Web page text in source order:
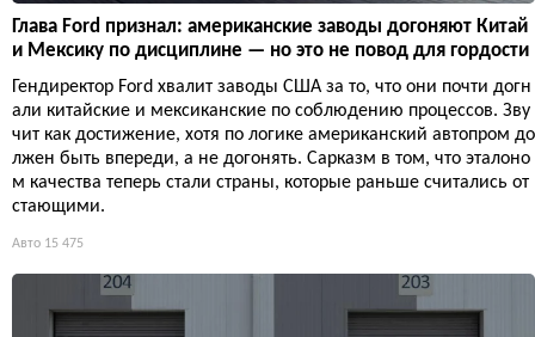
Глава Ford признал: американские заводы догоняют Китай
и Мексику по дисциплине — но это не повод для гордости
Гендиректор Ford хвалит заводы США за то, что они почти догн
али китайские и мексиканские по соблюдению процессов. Зву
чит как достижение, хотя по логике американский автопром до
лжен быть впереди, а не догонять. Сарказм в том, что эталоно
м качества теперь стали страны, которые раньше считались от
стающими.
Авто 15 475